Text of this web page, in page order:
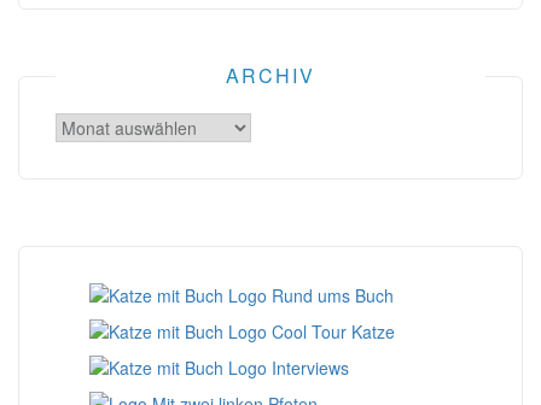
ARCHIV
Archiv